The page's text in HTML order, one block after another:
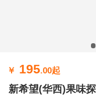
￥ 195.00起
新希望(华西)果味